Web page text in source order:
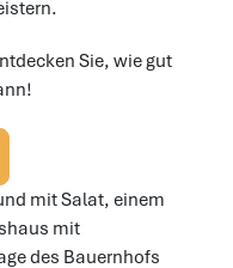
direkt an ihre
Frische, die nur
lassen Sie sich von
Sie, wie gut